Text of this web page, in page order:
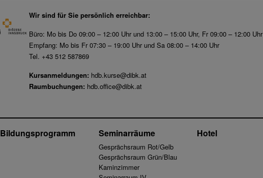
Wir sind für Sie persönlich erreichbar:
Büro: Mo bis Do 09:00 – 12:00 Uhr und 13:00 – 15:00 Uhr, Fr 09:00 – 12:00 Uhr
Empfang: Mo bis Fr 07:30 – 19:00 Uhr und Sa 08:00 – 14:00 Uhr
Tel. +43 512 587869
Kursanmeldungen: hdb.kurse@dibk.at
Raumbuchungen: hdb.office@dibk.at
Bildungsprogramm Seminarräume
Gesprächsraum Rot/Gelb
Gesprächsraum Grün/Blau
Kaminzimmer
Hotel